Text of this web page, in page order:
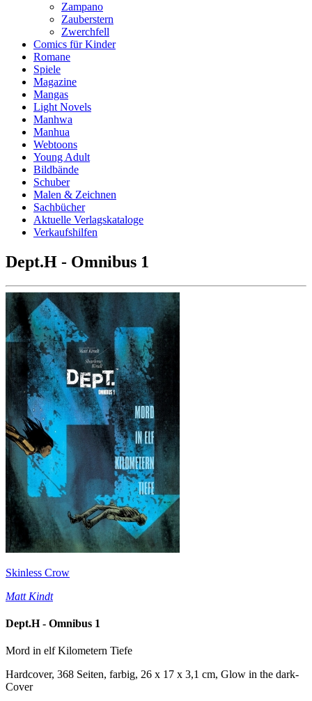
Zampano
Zauberstern
Zwerchfell
Comics für Kinder
Romane
Spiele
Magazine
Mangas
Light Novels
Manhwa
Manhua
Webtoons
Young Adult
Bildbände
Schuber
Malen & Zeichnen
Sachbücher
Aktuelle Verlagskataloge
Verkaufshilfen
Dept.H - Omnibus 1
Skinless Crow
Matt Kindt
Dept.H - Omnibus 1
Mord in elf Kilometern Tiefe
Hardcover, 368 Seiten, farbig, 26 x 17 x 3,1 cm, Glow in the dark-
Cover